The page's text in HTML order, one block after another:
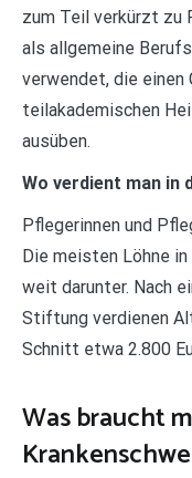
zum Teil verkürzt zu
als allgemeine
verwendet, die
teilakademischen
ausüben.
Wo verdient man in
Pflegerinnen und
Die meisten Löhne
weit darunter. Nach
Stiftung verdienen
Schnitt etwa 2.800
Was braucht